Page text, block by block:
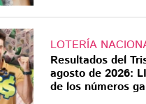
LOTERÍA
Resultados del
agosto de 2026:
de los números